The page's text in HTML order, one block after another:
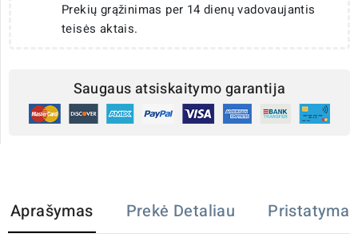
Prekių grąžinimas per 14 dienų vadovaujantis
teisės aktais.
Saugaus atsiskaitymo garantija
Aprašymas Prekė Detaliau Pristatymas